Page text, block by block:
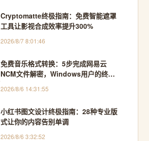
Cryptomatte终极指南：免费智能遮罩
工具让影视合成效率提升300%
2026/8/7 8:01:46
免费音乐格式转换：5步完成网易云
NCM文件解密，Windows用户的终极
2026/8/6 14:31:55
小红书图文设计终极指南：28种专业版
式让你的内容告别单调
2026/8/6 3:32:52